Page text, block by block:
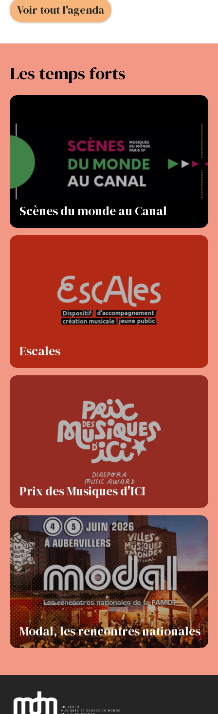
Voir tout l'agenda
Les temps forts
Scènes du monde au Canal
Escales
Prix des Musiques d'ICI
Modal, les rencontres nationales